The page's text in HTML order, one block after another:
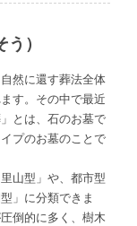
）
然に還す葬法全体
す。その中で最近
とは、石のお墓で
プのお墓のことで
山型」や、都市型
」に分類できま
倒的に多く、樹木